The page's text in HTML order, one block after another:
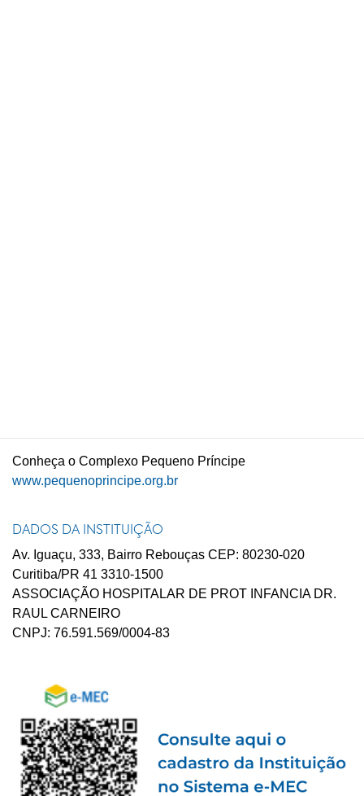
Conheça o Complexo Pequeno Príncipe
www.pequenoprincipe.org.br
DADOS DA INSTITUIÇÃO
Av. Iguaçu, 333, Bairro Rebouças CEP: 80230-020
Curitiba/PR 41 3310-1500
ASSOCIAÇÃO HOSPITALAR DE PROT INFANCIA DR.
RAUL CARNEIRO
CNPJ: 76.591.569/0004-83